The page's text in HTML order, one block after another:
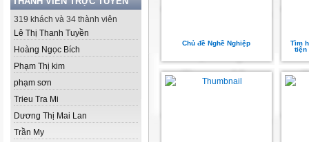
319 khách và 34 thành viên
Lê Thị Thanh Tuyền
Hoàng Ngọc Bích
Phạm Thị kim
phạm sơn
Trieu Tra Mi
Dương Thị Mai Lan
Trần My
Chủ đề Nghề Nghiệp
Tìm
tiện